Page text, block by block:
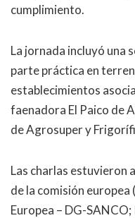
cumplimiento.
La jornada incluyó una
parte práctica en
establecimientos
faenadora El Paico de
de Agrosuper y
Las charlas estuvieron
de la comisión europea
Europea – DG-